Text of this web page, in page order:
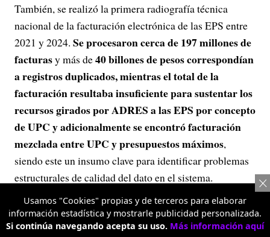
También, se realizó la primera radiografía técnica
nacional de la facturación electrónica de las EPS entre
2021 y 2024. Se procesaron cerca de 197 millones de
facturasy más de40 billones de pesos correspondían
a registros duplicados, mientras el total de la
facturación resultaba insuficiente para sustentar los
recursos girados por ADRES a las EPS por concepto
de UPC y adicionalmente se encontró facturación
mezclada entre UPC y presupuestos máximos,
siendo este un insumo clave para identificar problemas
estructurales de calidad del dato en el sistema.
Finalmente, en esa gestión se destaca laSala de
inteligenciade la ADRES, una herramienta digital
Usamos "Cookies" propias y de terceros para elaborar
información estadística y mostrarle publicidad personalizada.
Si continúa navegando acepta su uso. Más información aquí